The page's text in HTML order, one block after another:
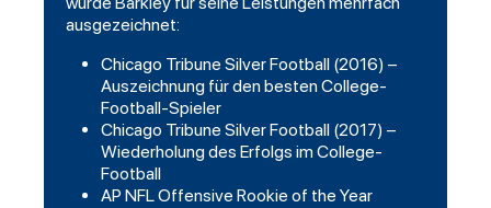
ausgezeichnet:
Chicago Tribune Silver Football (2016) –
Auszeichnung für den besten College-
Football-Spieler
Chicago Tribune Silver Football (2017) –
Wiederholung des Erfolgs im College-
Football
AP NFL Offensive Rookie of the Year